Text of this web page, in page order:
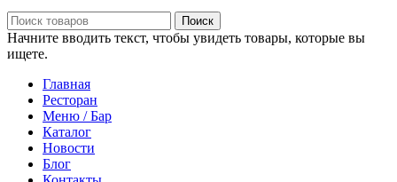
Поиск
Начните вводить текст, чтобы увидеть товары, которые вы
ищете.
Главная
Ресторан
Меню / Бар
Каталог
Новости
Блог